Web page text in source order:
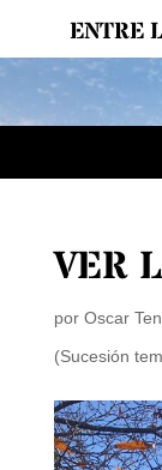
ENTRE
VER
por Oscar
(Sucesión